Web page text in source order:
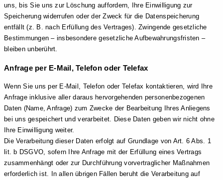
uns, bis Sie uns zur Löschung auffordern, Ihre Einwilligung zur
Speicherung widerrufen oder der Zweck für die Datenspeicherung
entfällt (z. B. nach Erfüllung des Vertrages). Zwingende gesetzliche
Bestimmungen – insbesondere gesetzliche Aufbewahrungsfristen –
bleiben unberührt.
Anfrage per E-Mail, Telefon oder Telefax
Wenn Sie uns per E-Mail, Telefon oder Telefax kontaktieren, wird Ihre
Anfrage inklusive aller daraus hervorgehenden personenbezogenen
Daten (Name, Anfrage) zum Zwecke der Bearbeitung Ihres Anliegens
bei uns gespeichert und verarbeitet. Diese Daten geben wir nicht ohne
Ihre Einwilligung weiter.
Die Verarbeitung dieser Daten erfolgt auf Grundlage von Art. 6 Abs. 1
lit. b DSGVO, sofern Ihre Anfrage mit der Erfüllung eines Vertrags
zusammenhängt oder zur Durchführung vorvertraglicher Maßnahmen
erforderlich ist. In allen übrigen Fällen beruht die Verarbeitung auf